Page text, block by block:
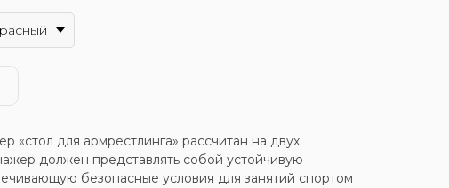
«стол для армрестлинга» рассчитан на двух
должен представлять собой устойчивую
безопасные условия для занятий спортом